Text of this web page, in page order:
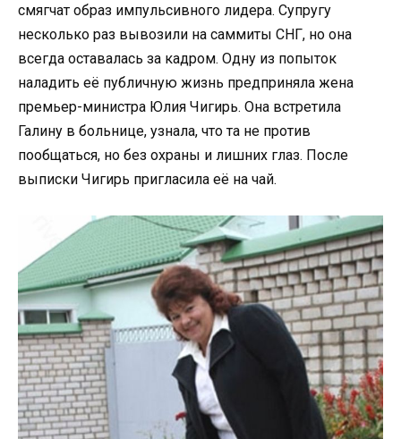
смягчат образ импульсивного лидера. Супругу
несколько раз вывозили на саммиты СНГ, но она
всегда оставалась за кадром. Одну из попыток
наладить её публичную жизнь предприняла жена
премьер-министра Юлия Чигирь. Она встретила
Галину в больнице, узнала, что та не против
пообщаться, но без охраны и лишних глаз. После
выписки Чигирь пригласила её на чай.